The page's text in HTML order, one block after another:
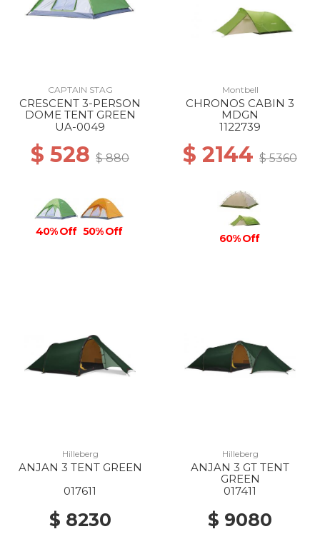
CAPTAIN STAG
CRESCENT 3-PERSON
DOME TENT GREEN
UA-0049
$ 528 $ 880
40% Off 50% Off
Montbell
CHRONOS CABIN 3
MDGN
1122739
$ 2144 $ 5360
60% Off
Hilleberg
ANJAN 3 TENT GREEN
017611
$ 8230
Hilleberg
ANJAN 3 GT TENT
GREEN
017411
$ 9080